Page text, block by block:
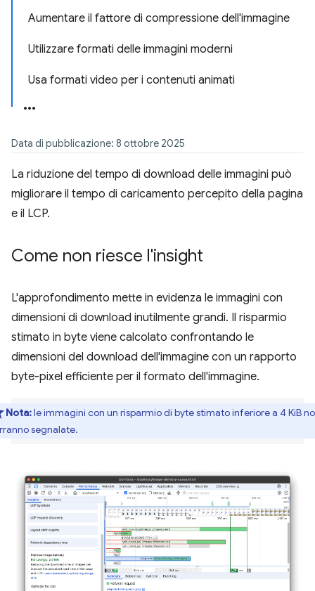
Aumentare il fattore di compressione dell'immagine
Utilizzare formati delle immagini moderni
Usa formati video per i contenuti animati
Data di pubblicazione: 8 ottobre 2025
La riduzione del tempo di download delle immagini può
migliorare il tempo di caricamento percepito della pagina
e il LCP.
Come non riesce l'insight
L'approfondimento mette in evidenza le immagini con
dimensioni di download inutilmente grandi. Il risparmio
stimato in byte viene calcolato confrontando le
dimensioni del download dell'immagine con un rapporto
byte-pixel efficiente per il formato dell'immagine.
Nota:le immagini con un risparmio di byte stimato inferiore a 4 KiB
segnalate.